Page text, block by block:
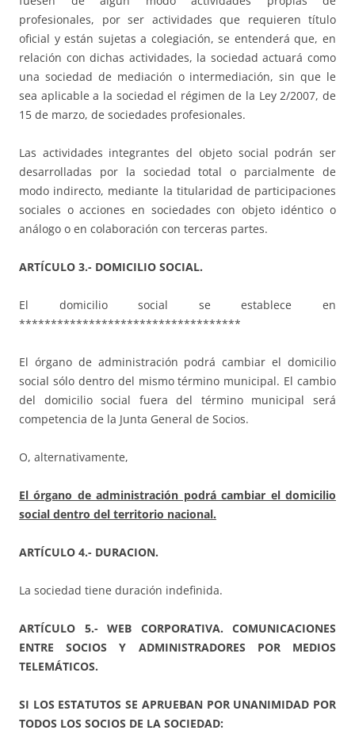
profesionales, por ser actividades que requieren título
oficial y están sujetas a colegiación, se entenderá que, en
relación con dichas actividades, la sociedad actuará como
una sociedad de mediación o intermediación, sin que le
sea aplicable a la sociedad el régimen de la Ley 2/2007, de
15 de marzo, de sociedades profesionales.
Las actividades integrantes del objeto social podrán ser
desarrolladas por la sociedad total o parcialmente de
modo indirecto, mediante la titularidad de participaciones
sociales o acciones en sociedades con objeto idéntico o
análogo o en colaboración con terceras partes.
ARTÍCULO 3.- DOMICILIO SOCIAL.
El domicilio social se establece en
***********************************
El órgano de administración podrá cambiar el domicilio
social sólo dentro del mismo término municipal. El cambio
del domicilio social fuera del término municipal será
competencia de la Junta General de Socios.
O, alternativamente,
El órgano de administración podrá cambiar el domicilio
social dentro del territorio nacional.
ARTÍCULO 4.- DURACION.
La sociedad tiene duración indefinida.
ARTÍCULO 5.- WEB CORPORATIVA. COMUNICACIONES
ENTRE SOCIOS Y ADMINISTRADORES POR MEDIOS
TELEMÁTICOS.
SI LOS ESTATUTOS SE APRUEBAN POR UNANIMIDAD POR
TODOS LOS SOCIOS DE LA SOCIEDAD: